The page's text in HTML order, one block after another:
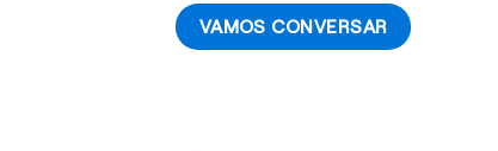
VAMOS CONVERSAR